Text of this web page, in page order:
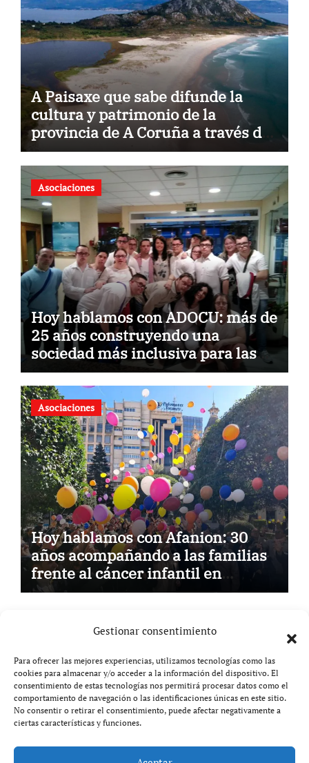
Gestionar consentimiento
Para ofrecer las mejores experiencias, utilizamos tecnologías como las
cookies para almacenar y/o acceder a la información del dispositivo. El
consentimiento de estas tecnologías nos permitirá procesar datos como el
comportamiento de navegación o las identificaciones únicas en este sitio.
No consentir o retirar el consentimiento, puede afectar negativamente a
ciertas características y funciones.
A Paisaxe que sabe difunde la
cultura y patrimonio de la
provincia de A Coruña a través de
su gastronomía
Asociaciones
Hoy hablamos con ADOCU: más de
25 años construyendo una
sociedad más inclusiva para las
personas con síndrome de Down
Asociaciones
Hoy hablamos con Afanion: 30
años acompañando a las familias
frente al cáncer infantil en
Castilla-La Mancha
Aviso legal
Política de privacidad